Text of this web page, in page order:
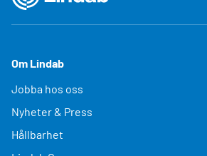
Om Lindab
Jobba hos oss
Nyheter & Press
Hållbarhet